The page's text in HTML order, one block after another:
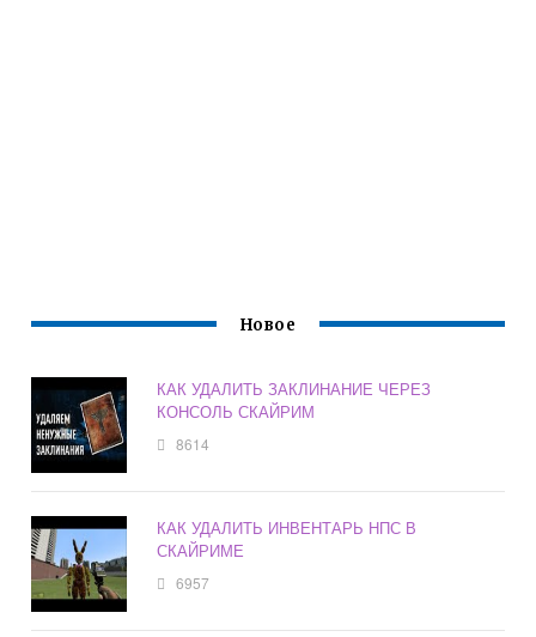
Новое
КАК УДАЛИТЬ ЗАКЛИНАНИЕ ЧЕРЕЗ
КОНСОЛЬ СКАЙРИМ
8614
КАК УДАЛИТЬ ИНВЕНТАРЬ НПС В
СКАЙРИМЕ
6957